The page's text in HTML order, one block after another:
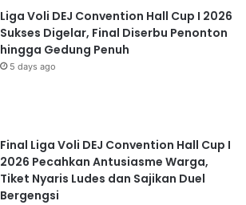
Liga Voli DEJ Convention Hall Cup I 2026
Sukses Digelar, Final Diserbu Penonton
hingga Gedung Penuh
5 days ago
Final Liga Voli DEJ Convention Hall Cup I
2026 Pecahkan Antusiasme Warga,
Tiket Nyaris Ludes dan Sajikan Duel
Bergengsi